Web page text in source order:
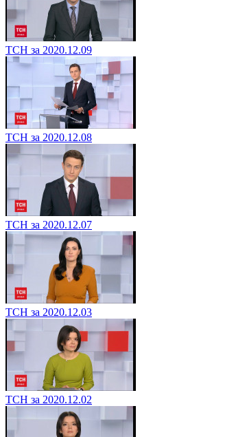
ТСН за 2020.12.09
ТСН за 2020.12.08
ТСН за 2020.12.07
ТСН за 2020.12.03
ТСН за 2020.12.02